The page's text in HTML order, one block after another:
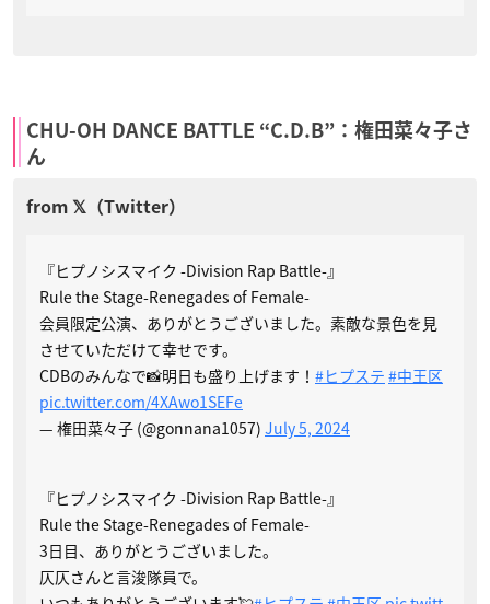
CHU-OH DANCE BATTLE “C.D.B”：権田菜々子さ
ん
『ヒプノシスマイク -Division Rap Battle-』
Rule the Stage-Renegades of Female-
会員限定公演、ありがとうございました。素敵な景色を見
させていただけて幸せです。
CDBのみんなで📸明日も盛り上げます！ #ヒプステ #中王区
pic.twitter.com/4XAwo1SEFe
— 権田菜々子 (@gonnana1057) July 5, 2024
『ヒプノシスマイク -Division Rap Battle-』
Rule the Stage-Renegades of Female-
3日目、ありがとうございました。
仄仄さんと言浚隊員で。